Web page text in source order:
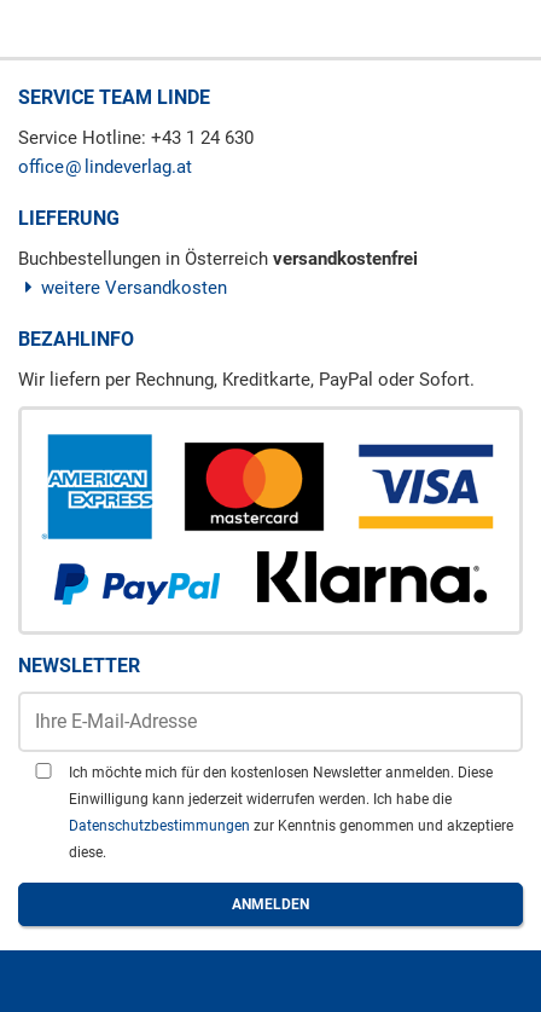
SERVICE TEAM LINDE
Service Hotline: +43 1 24 630
office
lindeverlag.at
LIEFERUNG
Buchbestellungen in Österreich versandkostenfrei
weitere Versandkosten
BEZAHLINFO
Wir liefern per Rechnung, Kreditkarte, PayPal oder Sofort.
NEWSLETTER
Ich möchte mich für den kostenlosen Newsletter anmelden. Diese
Einwilligung kann jederzeit widerrufen werden. Ich habe die
Datenschutzbestimmungen zur Kenntnis genommen und akzeptiere
diese.